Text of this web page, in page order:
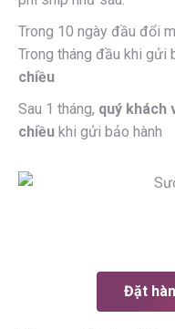
Trong 10 ngày đầu đổi
Trong tháng đầu khi gửi
chiều
Sau 1 tháng, quý khách
chiều khi gửi bảo hành
Đặt